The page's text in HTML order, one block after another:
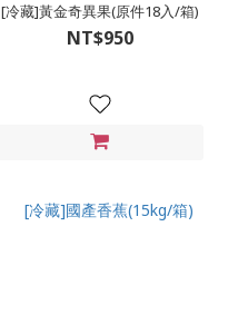
[冷藏]黃金奇異果(原件18入/箱)
NT$950